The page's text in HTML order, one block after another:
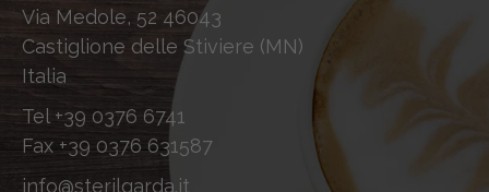
Via Medole, 52 46043
Castiglione delle Stiviere (MN)
Italia
Tel +39 0376 6741
Fax +39 0376 631587
info@sterilgarda.it